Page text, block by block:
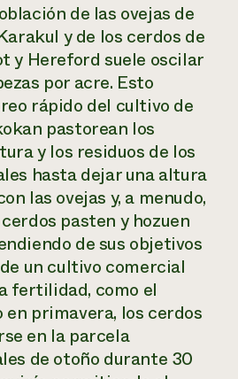
de las ovejas de
y de los cerdos de
y Hereford suele oscilar
por acre. Esto
rápido del cultivo de
pastorean los
y los residuos de los
hasta dejar una altura
las ovejas y, a menudo,
pasten y hozuen
de sus objetivos
un cultivo comercial
fertilidad, como el
primavera, los cerdos
en la parcela
de otoño durante 30